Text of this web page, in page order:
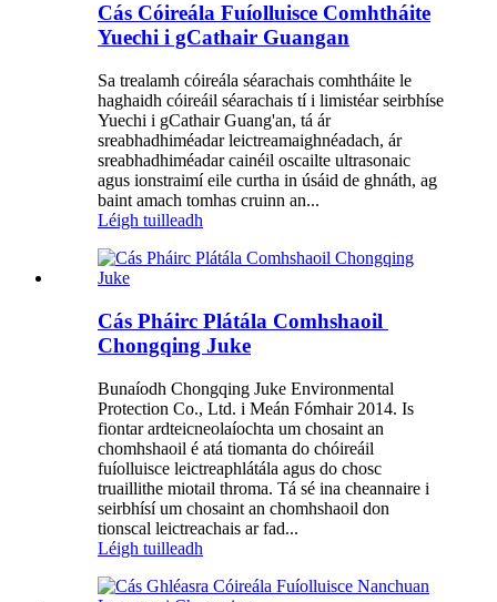
Cás Cóireála Fuíolluisce Comhtháite
Yuechi i gCathair Guangan
Sa trealamh cóireála séarachais comhtháite le
haghaidh cóireáil séarachais tí i limistéar seirbhíse
Yuechi i gCathair Guang'an, tá ár
sreabhadhiméadar leictreamaighnéadach, ár
sreabhadhiméadar cainéil oscailte ultrasonaic
agus ionstraimí eile curtha in úsáid de ghnáth, ag
baint amach tomhas cruinn an...
Léigh tuilleadh
Cás Pháirc Plátála Comhshaoil ​​
Chongqing Juke
Bunaíodh Chongqing Juke Environmental
Protection Co., Ltd. i Meán Fómhair 2014. Is
fiontar ardteicneolaíochta um chosaint an
chomhshaoil ​​é atá tiomanta do chóireáil
fuíolluisce leictreaphlátála agus do chosc
truaillithe miotail throma. Tá sé ina cheannaire i
seirbhísí um chosaint an chomhshaoil ​​don
tionscal leictreachais ar fad...
Léigh tuilleadh